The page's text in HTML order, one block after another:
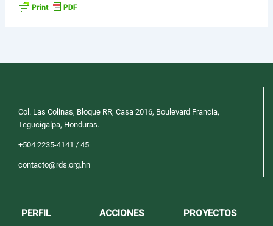
Col. Las Colinas, Bloque RR, Casa 2016, Boulevard Francia,
Tegucigalpa, Honduras.
+504 2235-4141 / 45
contacto@rds.org.hn
PERFIL ACCIONES PROYECTOS